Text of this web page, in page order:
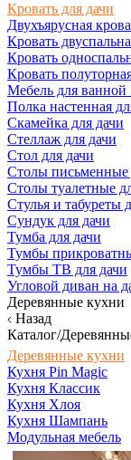
Кровать для дачи
Двухъярусная
Кровать
Кровать
Кровать
Мебель для
Полка настенная
Скамейка для дачи
Стеллаж для дачи
Стол для дачи
Столы письменные
Столы туалетные
Стулья и табуреты
Сундук для дачи
Тумба для дачи
Тумбы
Тумбы ТВ для дачи
Угловой диван на
Деревянные кухни
Назад
Каталог/
Деревянные кухни
Кухня Pin Magic
Кухня Классик
Кухня Хлоя
Кухня Шампань
Модульная мебель